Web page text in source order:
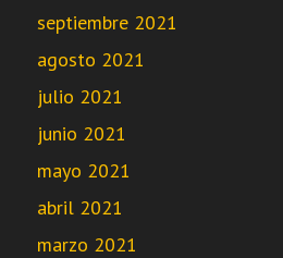
septiembre 2021
agosto 2021
julio 2021
junio 2021
mayo 2021
abril 2021
marzo 2021